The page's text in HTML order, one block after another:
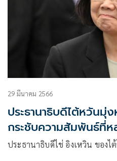
29 มีนาคม 2566
ประธานาธิบดีไต้หวันมุ่
กระชับความสัมพันธ์ที่ห
ประธานาธิบดีไช่ อิงเหวิน ของ